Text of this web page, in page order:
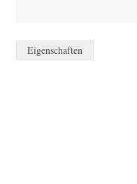
Eigenschaften